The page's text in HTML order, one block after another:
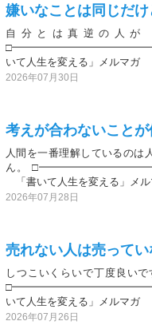
嫌いなことは同じだ
自分とは真逆の人が
いて人生を変える」メルマ
2026年07月30日
考えが合わないことが
人間を一番理解しているのは
ん。
「書いて人生を変える」メ
2026年07月28日
売れない人は売ってい
しつこいくらいで丁度良い
いて人生を変える」メルマガ
2026年07月26日